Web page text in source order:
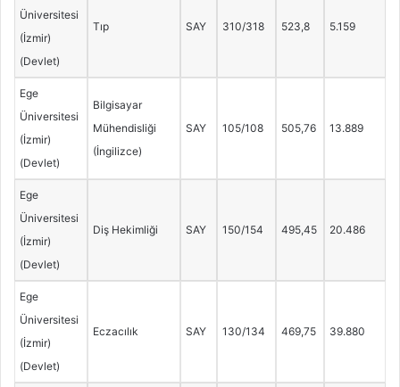
Üniversitesi
(İzmir)
(Devlet)
Tıp SAY 310/318 523,8 5.159
Ege
Üniversitesi
(İzmir)
(Devlet)
Bilgisayar
Mühendisliği
(İngilizce)
SAY 105/108 505,76 13.889
Ege
Üniversitesi
(İzmir)
(Devlet)
Diş Hekimliği SAY 150/154 495,45 20.486
Ege
Üniversitesi
(İzmir)
(Devlet)
Eczacılık SAY 130/134 469,75 39.880